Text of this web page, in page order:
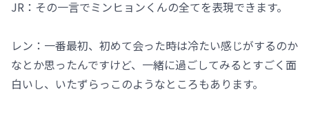
JR：その一言でミンヒョンくんの全てを表現できます。
レン：一番最初、初めて会った時は冷たい感じがするのか
なとか思ったんですけど、一緒に過ごしてみるとすごく面
白いし、いたずらっこのようなところもあります。